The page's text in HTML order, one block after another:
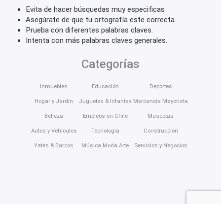
Evita de hacer búsquedas muy especificas
Asegúrate de que tu ortografía este correcta.
Prueba con diferentes palabras claves.
Intenta con más palabras claves generales.
Categorías
Inmuebles
Hogar y Jardín
Belleza
Autos y Vehículos
Yates & Barcos
Educación
Juguetes & Infantes
Empleos en Chile
Tecnología
Música Moda Arte
Deportes
Mercancía Mayorista
Mascotas
Construcción
Servicios y Negocios